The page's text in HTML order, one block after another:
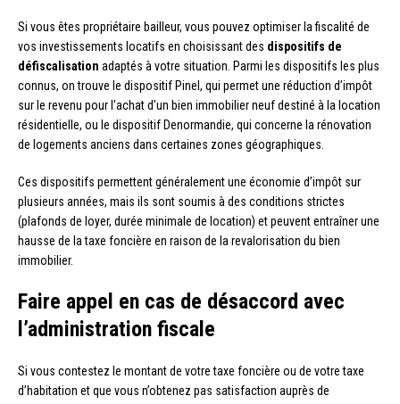
Si vous êtes propriétaire bailleur, vous pouvez optimiser la fiscalité de
vos investissements locatifs en choisissant des dispositifs de
défiscalisation adaptés à votre situation. Parmi les dispositifs les plus
connus, on trouve le dispositif Pinel, qui permet une réduction d’impôt
sur le revenu pour l’achat d’un bien immobilier neuf destiné à la location
résidentielle, ou le dispositif Denormandie, qui concerne la rénovation
de logements anciens dans certaines zones géographiques.
Ces dispositifs permettent généralement une économie d’impôt sur
plusieurs années, mais ils sont soumis à des conditions strictes
(plafonds de loyer, durée minimale de location) et peuvent entraîner une
hausse de la taxe foncière en raison de la revalorisation du bien
immobilier.
Faire appel en cas de désaccord avec
l’administration fiscale
Si vous contestez le montant de votre taxe foncière ou de votre taxe
d’habitation et que vous n’obtenez pas satisfaction auprès de